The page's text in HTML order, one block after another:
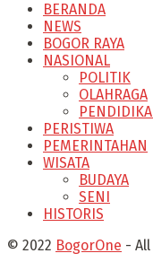
BERANDA
NEWS
BOGOR RAYA
NASIONAL
POLITIK
OLAHRAGA
PERISTIWA
PEMERINTAHAN
WISATA
BUDAYA
SENI
HISTORIS
© 2022 BogorOne -